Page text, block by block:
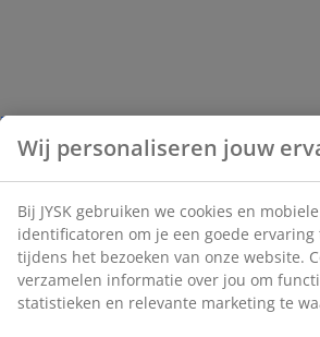
Wij personaliseren jouw
Bij JYSK gebruiken we cookies en mobiele
identificatoren om je een goede ervaring
tijdens het bezoeken van onze website.
verzamelen informatie over jou om
statistieken en relevante marketing te